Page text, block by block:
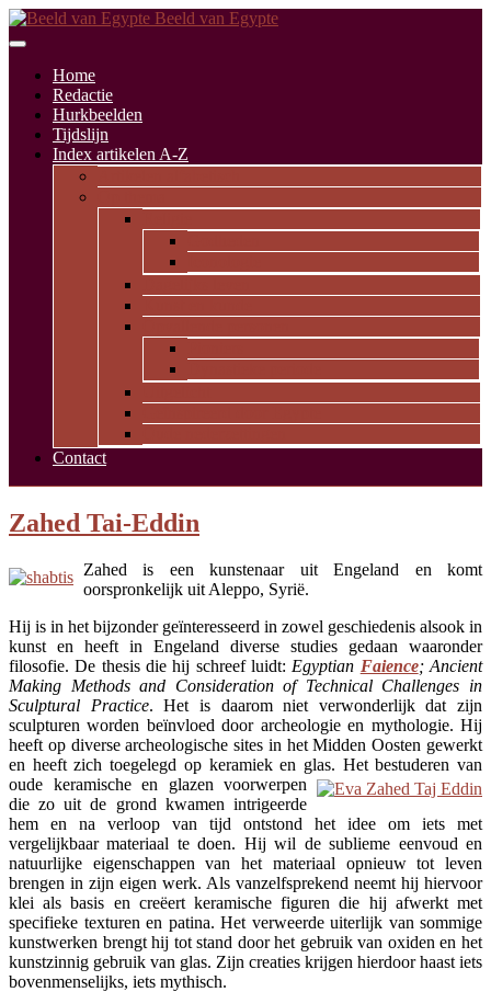
Beeld van Egypte
Home
Redactie
Hurkbeelden
Tijdslijn
Index artikelen A-Z
Contact
Zahed Tai-Eddin
Zahed is een kunstenaar uit Engeland en komt
oorspronkelijk uit Aleppo, Syrië.
Hij is in het bijzonder geïnteresseerd in zowel geschiedenis alsook in
kunst en heeft in Engeland diverse studies gedaan waaronder
filosofie. De thesis die hij schreef luidt: Egyptian Faience; Ancient
Making Methods and Consideration of Technical Challenges in
Sculptural Practice. Het is daarom niet verwonderlijk dat zijn
sculpturen worden beïnvloed door archeologie en mythologie. Hij
heeft op diverse archeologische sites in het Midden Oosten gewerkt
en heeft zich toegelegd op keramiek en glas. Het bestuderen van
oude keramische en glazen voorwerpen
die zo uit de grond kwamen intrigeerde
hem en na verloop van tijd ontstond het idee om iets met
vergelijkbaar materiaal te doen. Hij wil de sublieme eenvoud en
natuurlijke eigenschappen van het materiaal opnieuw tot leven
brengen in zijn eigen werk. Als vanzelfsprekend neemt hij hiervoor
klei als basis en creëert keramische figuren die hij afwerkt met
specifieke texturen en patina. Het verweerde uiterlijk van sommige
kunstwerken brengt hij tot stand door het gebruik van oxiden en het
kunstzinnig gebruik van glas. Zijn creaties krijgen hierdoor haast iets
bovenmenselijks, iets mythisch.